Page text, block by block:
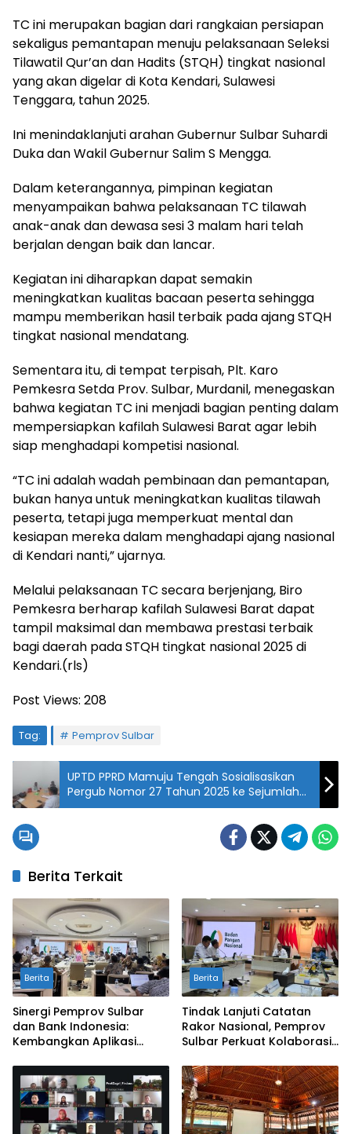
TC ini merupakan bagian dari rangkaian persiapan
sekaligus pemantapan menuju pelaksanaan Seleksi
Tilawatil Qur’an dan Hadits (STQH) tingkat nasional
yang akan digelar di Kota Kendari, Sulawesi
Tenggara, tahun 2025.
Ini menindaklanjuti arahan Gubernur Sulbar Suhardi
Duka dan Wakil Gubernur Salim S Mengga.
Dalam keterangannya, pimpinan kegiatan
menyampaikan bahwa pelaksanaan TC tilawah
anak-anak dan dewasa sesi 3 malam hari telah
berjalan dengan baik dan lancar.
Kegiatan ini diharapkan dapat semakin
meningkatkan kualitas bacaan peserta sehingga
mampu memberikan hasil terbaik pada ajang STQH
tingkat nasional mendatang.
Sementara itu, di tempat terpisah, Plt. Karo
Pemkesra Setda Prov. Sulbar, Murdanil, menegaskan
bahwa kegiatan TC ini menjadi bagian penting dalam
mempersiapkan kafilah Sulawesi Barat agar lebih
siap menghadapi kompetisi nasional.
“TC ini adalah wadah pembinaan dan pemantapan,
bukan hanya untuk meningkatkan kualitas tilawah
peserta, tetapi juga memperkuat mental dan
kesiapan mereka dalam menghadapi ajang nasional
di Kendari nanti,” ujarnya.
Melalui pelaksanaan TC secara berjenjang, Biro
Pemkesra berharap kafilah Sulawesi Barat dapat
tampil maksimal dan membawa prestasi terbaik
bagi daerah pada STQH tingkat nasional 2025 di
Kendari.(rls)
Post Views: 208
Tag: Pemprov Sulbar
UPTD PPRD Mamuju Tengah Sosialisasikan
Pergub Nomor 27 Tahun 2025 ke Sejumlah
Perusahaan di Mateng
Berita Terkait
Berita
Sinergi Pemprov Sulbar
dan Bank Indonesia:
Kembangkan Aplikasi
Harga Pangan
Berita
Tindak Lanjuti Catatan
Rakor Nasional, Pemprov
Sulbar Perkuat Kolaborasi
BSPS